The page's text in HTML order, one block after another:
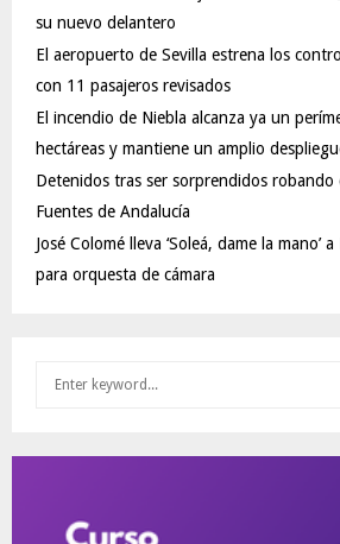
su nuevo delantero
El aeropuerto de Sevilla estrena los
con 11 pasajeros revisados
El incendio de Niebla alcanza ya un
hectáreas y mantiene un amplio
Detenidos tras ser sorprendidos robando
Fuentes de Andalucía
José Colomé lleva ‘Soleá, dame la mano’
para orquesta de cámara